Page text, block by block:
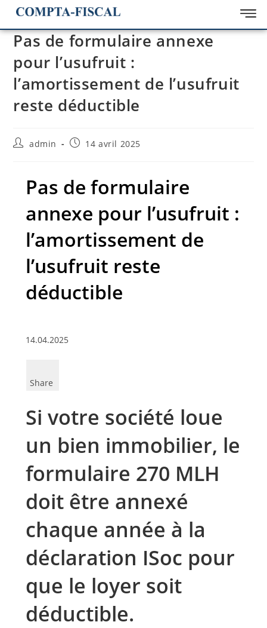
Pas de formulaire annexe
pour l’usufruit :
l’amortissement de l’usufruit
reste déductible
admin 14 avril 2025
Pas de formulaire
annexe pour l’usufruit :
l’amortissement de
l’usufruit reste
déductible
14.04.2025
Share
Si votre société loue
un bien immobilier, le
formulaire 270 MLH
doit être annexé
chaque année à la
déclaration ISoc pour
que le loyer soit
déductible.